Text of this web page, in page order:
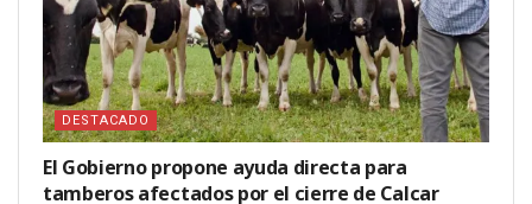
DESTACADO
El Gobierno propone ayuda directa para
tamberos afectados por el cierre de Calcar